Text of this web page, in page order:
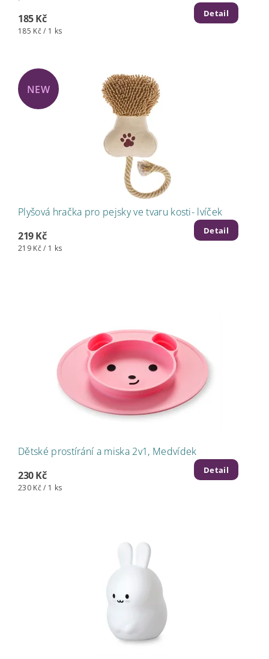
185 Kč
185 Kč / 1 ks
Detail
NEW
Plyšová hračka pro pejsky ve tvaru kosti- lvíček
219 Kč
219 Kč / 1 ks
Detail
Dětské prostírání a miska 2v1, Medvídek
230 Kč
230 Kč / 1 ks
Detail